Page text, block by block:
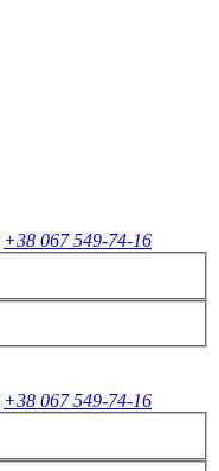
+38 067 549-74-16
+38 067 549-74-16